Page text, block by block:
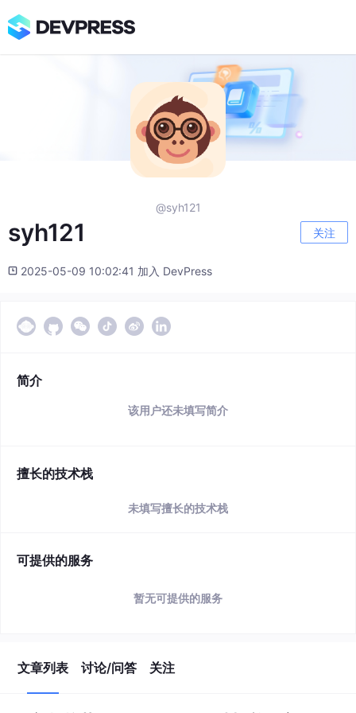
@syh121
syh121 关注
2025-05-09 10:02:41 加入 DevPress
简介
该用户还未填写简介
擅长的技术栈
未填写擅长的技术栈
可提供的服务
暂无可提供的服务
文章列表 讨论/问答 关注